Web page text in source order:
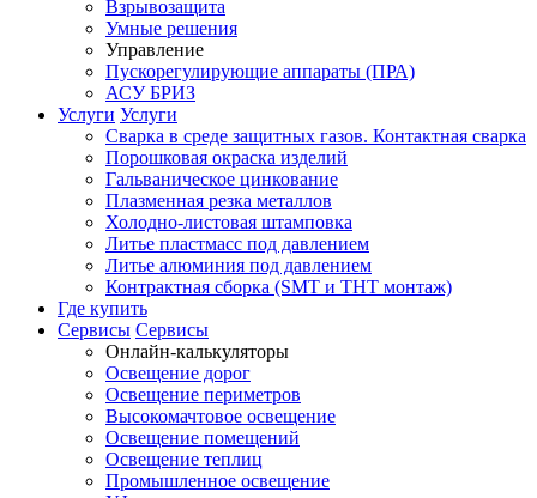
Взрывозащита
Умные решения
Управление
Пускорегулирующие аппараты (ПРА)
АСУ БРИЗ
Услуги Услуги
Сварка в среде защитных газов. Контактная сварка
Порошковая окраска изделий
Гальваническое цинкование
Плазменная резка металлов
Холодно-листовая штамповка
Литье пластмасс под давлением
Литье алюминия под давлением
Контрактная сборка (SMT и THT монтаж)
Где купить
Сервисы Сервисы
Онлайн-калькуляторы
Освещение дорог
Освещение периметров
Высокомачтовое освещение
Освещение помещений
Освещение теплиц
Промышленное освещение